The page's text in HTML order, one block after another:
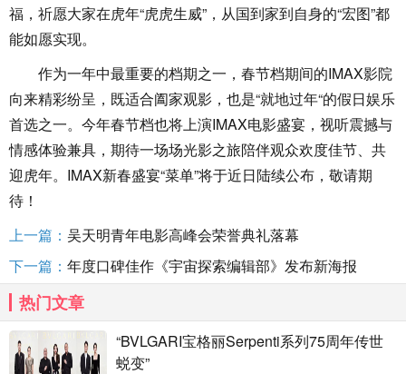
福，祈愿大家在虎年“虎虎生威”，从国到家到自身的“宏图”都
能如愿实现。
作为一年中最重要的档期之一，春节档期间的IMAX影院
向来精彩纷呈，既适合阖家观影，也是“就地过年“的假日娱乐
首选之一。今年春节档也将上演IMAX电影盛宴，视听震撼与
情感体验兼具，期待一场场光影之旅陪伴观众欢度佳节、共
迎虎年。IMAX新春盛宴“菜单”将于近日陆续公布，敬请期
待！
上一篇： 吴天明青年电影高峰会荣誉典礼落幕
下一篇： 年度口碑佳作《宇宙探索编辑部》发布新海报
热门文章
“BVLGARI宝格丽Serpenti系列75周年传世
蜕变”